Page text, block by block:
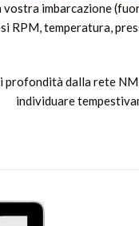
imbarcazione
RPM, temperatura,
profondità dalla rete
individuare